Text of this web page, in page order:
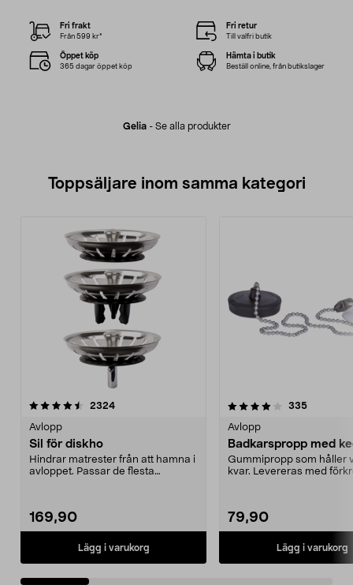
Gelia- Se alla produkter
Fri frakt
Från 599 kr*
Fri retur
Till valfri butik
Öppet köp
365 dagar öppet köp
Hämta i butik
Beställ online, från butikslager
Toppsäljare inom samma kategori
2324recensioner
Avlopp
Sil för diskho
Hindrar matrester från att hamna i
avloppet. Passar de flesta
169,90
Lägg i varukorg
4.0 av 5 stjärnor 335
Avlopp
Badkarspropp med
Gummipropp som håller
kvar. Levereras med
79,90
Lägg i varukorg
4.5 av 5 stjärnor